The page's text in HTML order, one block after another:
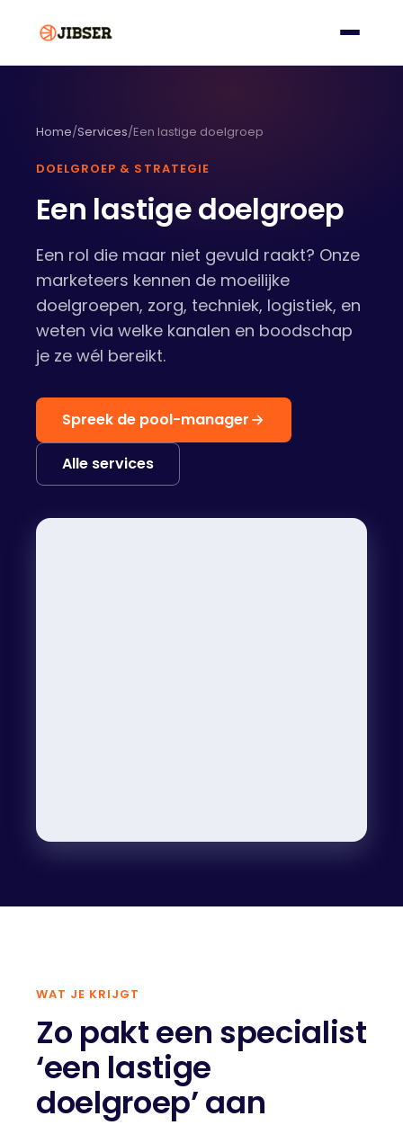
Home/Services/Een lastige doelgroep
DOELGROEP & STRATEGIE
Een lastige doelgroep
Een rol die maar niet gevuld raakt? Onze
marketeers kennen de moeilijke
doelgroepen, zorg, techniek, logistiek, en
weten via welke kanalen en boodschap
je ze wél bereikt.
Spreek de pool-manager
Alle services
WAT JE KRIJGT
Zo pakt een specialist
‘een lastige
doelgroep’ aan